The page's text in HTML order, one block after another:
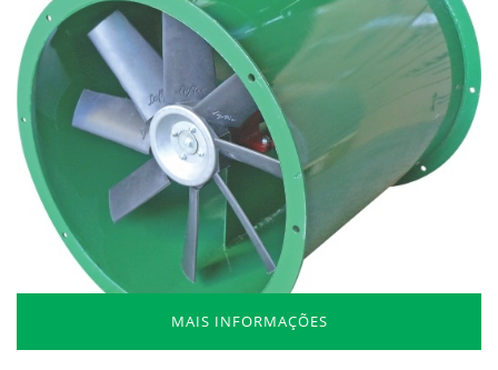
MAIS INFORMAÇÕES